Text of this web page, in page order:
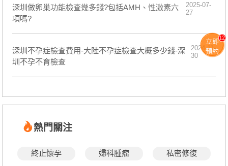
深圳做卵巢功能檢查幾多錢?包括AMH、性激素六
項嗎?
2025-07-
27
深圳不孕症檢查費用-大陸不孕症檢查大概多少錢-深
圳不孕不育檢查
2024-11-
30
熱門關注
終止懷孕 婦科腫瘤 私密修復
立即
預約
12